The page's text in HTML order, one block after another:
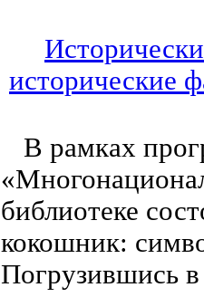
исторические
В рамках
библиотеке
кокошник:
Погрузившись